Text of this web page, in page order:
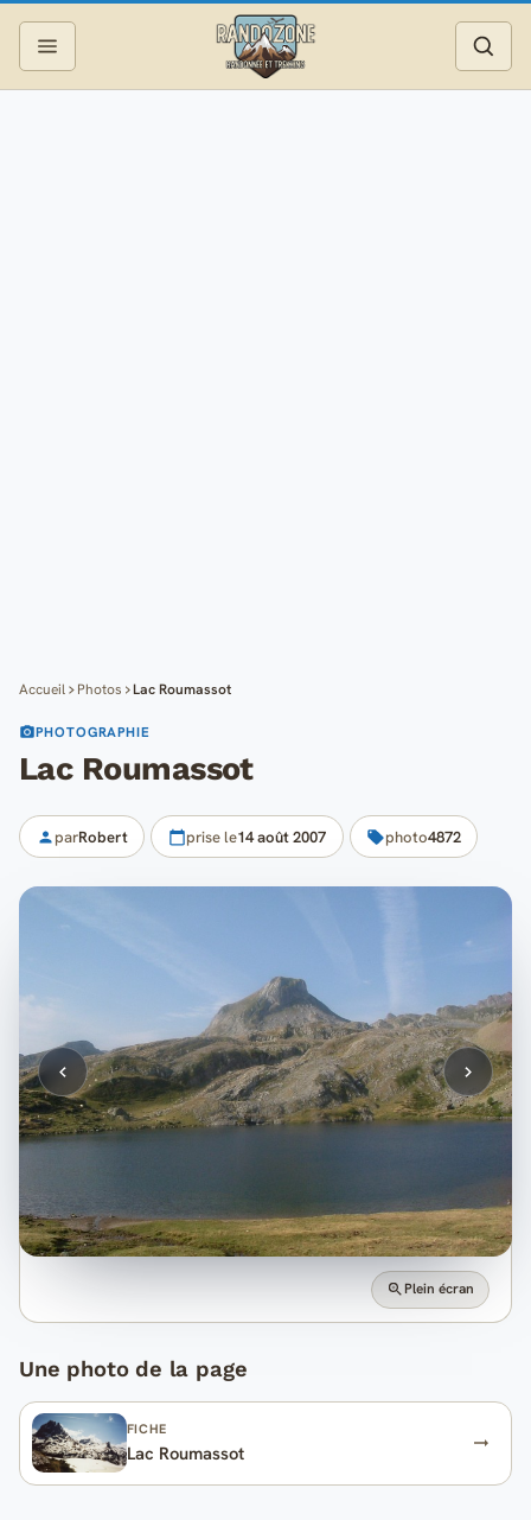
Accueil Photos Lac Roumassot
PHOTOGRAPHIE
Lac Roumassot
parRobert prise le14 août 2007 photo4872
Plein écran
Une photo de la page
FICHE
Lac Roumassot